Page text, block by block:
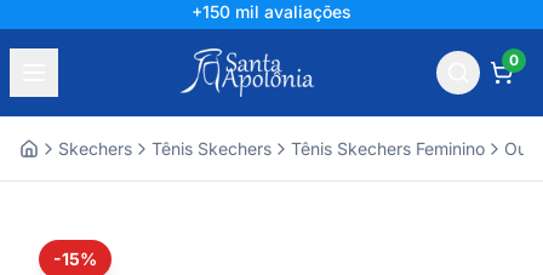
+150 mil avaliações
0
Skechers Tênis Skechers Tênis Skechers Feminino
-15%